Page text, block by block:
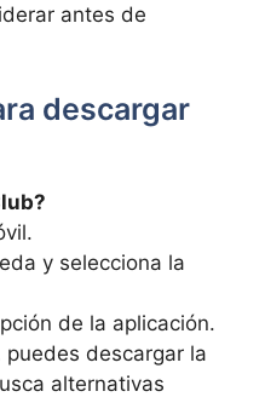
antes de
descargar
y selecciona la
de ‍la aplicación.
descargar la
​alternativas